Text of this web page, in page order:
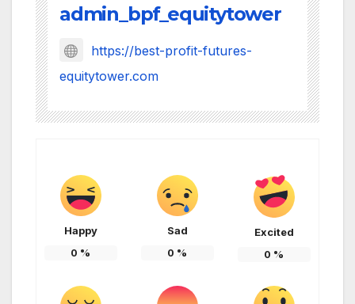
admin_bpf_equitytower
https://best-profit-futures-
equitytower.com
Happy
0 %
Sad
0 %
Excited
0 %